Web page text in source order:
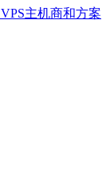
主机商和方案